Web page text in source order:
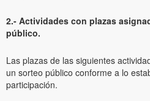
2.- Actividades con plazas
público.
Las plazas de las siguientes
un sorteo público conforme a lo
participación.